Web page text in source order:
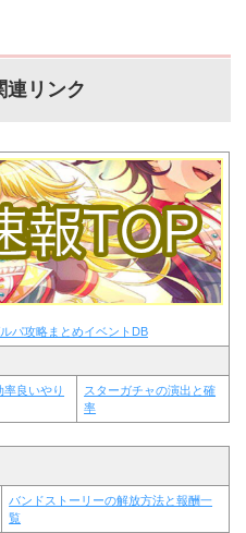
連リンク
パ攻略まとめイベントDB
率良いやり
スターガチャの演出と確
率
バンドストーリーの解放方法と報酬一
覧